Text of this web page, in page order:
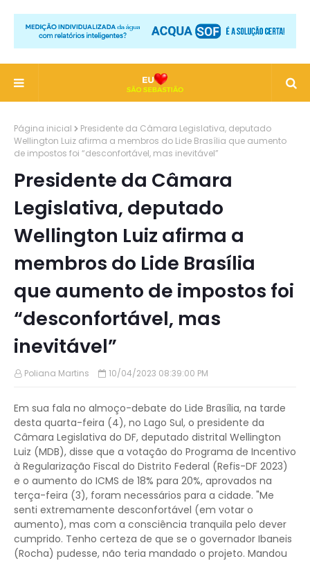
Página inicial
Presidente da Câmara Legislativa, deputado
Wellington Luiz afirma a membros do Lide Brasília que aumento
de impostos foi “desconfortável, mas inevitável”
Presidente da Câmara
Legislativa, deputado
Wellington Luiz afirma a
membros do Lide Brasília
que aumento de impostos foi
“desconfortável, mas
inevitável”
Poliana Martins 10/04/2023 08:39:00 PM
Em sua fala no almoço-debate do Lide Brasília, na tarde
desta quarta-feira (4), no Lago Sul, o presidente da
Câmara Legislativa do DF, deputado distrital Wellington
Luiz (MDB), disse que a votação do Programa de Incentivo
à Regularização Fiscal do Distrito Federal (Refis-DF 2023)
e o aumento do ICMS de 18% para 20%, aprovados na
terça-feira (3), foram necessários para a cidade. "Me
senti extremamente desconfortável (em votar o
aumento), mas com a consciência tranquila pelo dever
cumprido. Tenho certeza de que se o governador Ibaneis
(Rocha) pudesse, não teria mandado o projeto. Mandou